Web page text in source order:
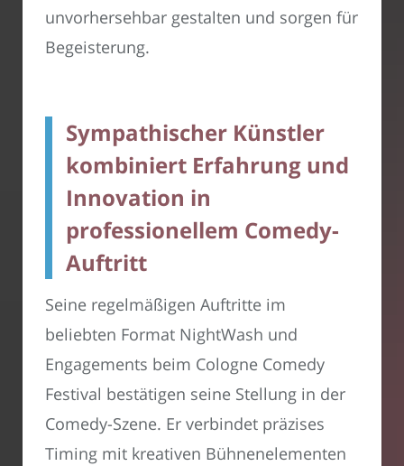
unvorhersehbar gestalten und sorgen für
Begeisterung.
Sympathischer Künstler
kombiniert Erfahrung und
Innovation in
professionellem Comedy-
Auftritt
Seine regelmäßigen Auftritte im
beliebten Format NightWash und
Engagements beim Cologne Comedy
Festival bestätigen seine Stellung in der
Comedy-Szene. Er verbindet präzises
Timing mit kreativen Bühnenelementen